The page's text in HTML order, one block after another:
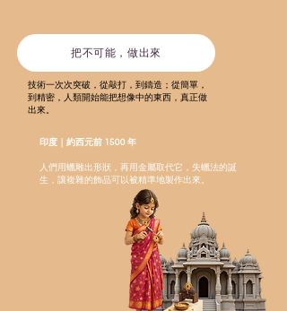
把不可能，做出來
技術一次次突破，從敲打，到鑄造；從簡單，
到精密，人類開始能把想像中的東西，真正做
出來。
印度｜約西元前 1500 年
人們用蠟雕出形狀，再用金屬取代它，失蠟法的誕
生，讓複雜的飾品可以被精準地製作出來。